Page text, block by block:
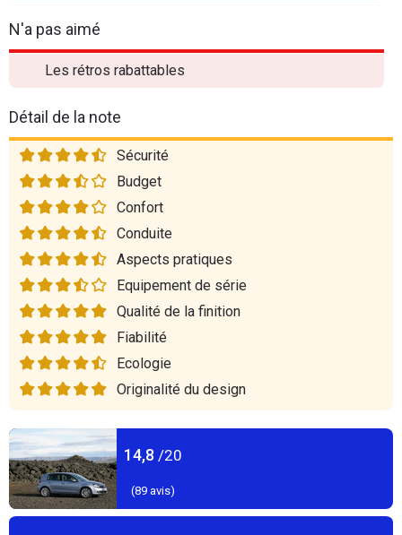
N'a pas aimé
Les rétros rabattables
Détail de la note
Sécurité
Budget
Confort
Conduite
Aspects pratiques
Equipement de série
Qualité de la finition
Fiabilité
Ecologie
Originalité du design
14,8 /20
(89 avis)